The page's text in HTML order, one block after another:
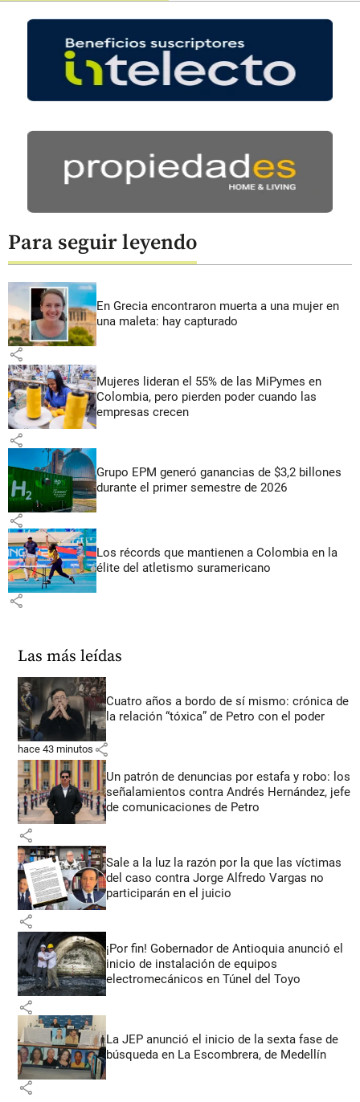
Para seguir leyendo
En Grecia encontraron muerta a una mujer en
una maleta: hay capturado
share
Mujeres lideran el 55% de las MiPymes en
Colombia, pero pierden poder cuando las
empresas crecen
share
Grupo EPM generó ganancias de $3,2 billones
durante el primer semestre de 2026
share
Los récords que mantienen a Colombia en la
élite del atletismo suramericano
share
Las más leídas
Cuatro años a bordo de sí mismo: crónica de
la relación “tóxica” de Petro con el poder
hace 43 minutos share
Un patrón de denuncias por estafa y robo: los
señalamientos contra Andrés Hernández, jefe
de comunicaciones de Petro
share
Sale a la luz la razón por la que las víctimas
del caso contra Jorge Alfredo Vargas no
participarán en el juicio
share
¡Por fin! Gobernador de Antioquia anunció el
inicio de instalación de equipos
electromecánicos en Túnel del Toyo
share
La JEP anunció el inicio de la sexta fase de
búsqueda en La Escombrera, de Medellín
share